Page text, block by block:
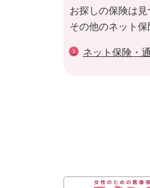
お探しの保険は
その他のネット
ネット保険・